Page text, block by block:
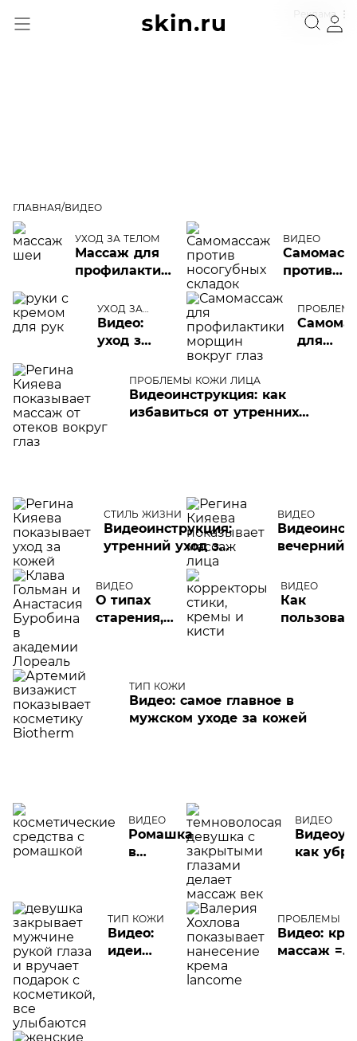
Реклама
ГЛАВНАЯ ВИДЕО
ВидеоУХОД ЗА ТЕЛОМ
Массаж для
профилактики
шее
ВИДЕО
против
складок
УХОД ЗА
ТЕЛОМ
Видео:
уход за
плюс
массаж
ЛИЦА
для
ПРОБЛЕМЫ КОЖИ ЛИЦА
Видеоинструкция: как
избавиться от утренних
СТИЛЬ ЖИЗНИ
Видеоинструкция:
утренний уход за
ВИДЕО
вечерний
ВИДЕО
О типах
старения,
кислоте
рассказывает
косметолог
ВИДЕО
Как
ТИП КОЖИ
Видео: самое главное в
мужском уходе за кожей
ВИДЕО
Ромашка
в
косметике:
ВИДЕО
как
ТИП КОЖИ
Видео:
идеи
новогодних
ПРОБЛЕМЫ
ЛИЦА
Видео:
массаж =